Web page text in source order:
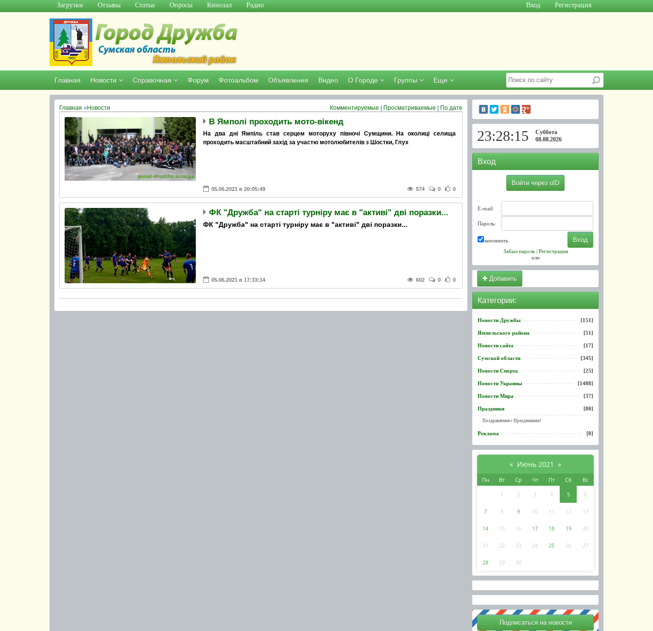
Загрузки Отзывы Статьи Опросы Кинозал Радио Регистрация
Вход
Главная Новости Справочная Форум Фотоальбом Объявления Видео О Городе Группы Еще
Главная »Новости Комментируемые Просматриваемые По дате
В Ямполі проходить мото-вікенд
На два дні Ямпіль став серцем моторуху півночі Сумщини. На околиці селища
проходить масштабний захід за участю мотолюбителів з Шостки, Глух
05.06.2021 в 20:05:49 574 0 0
ФК "Дружба" на старті турніру має в "активі" дві поразки...
ФК "Дружба" на старті турніру має в "активі" дві поразки...
05.06.2021 в 17:33:14 602 0 0
23:28:15
Суббота
08.08.2026
Вход
Войти через uID
E-mail:
Пароль:
запомнить
Забыл пароль| Регистрация
или
Добавить
Категории:
Новости Дружбы [151]
Ямпольского района [51]
Новости сайта [17]
Сумской области [345]
Новости Спорта [25]
Новости Украины [1488]
Новости Мира [37]
Праздники [80]
Поздравления с Праздниками!
Реклама [0]
« Июнь 2021 »
Пн Вт Ср Чт Пт Сб
Вс
1
2 3 4 5 6
7 8 9 10 11 12 13
14 15 16 17 18 19 20
21 22 23 24 25 26 27
28 29 30